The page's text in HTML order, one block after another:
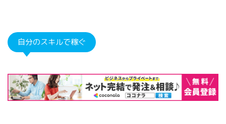
自分のスキルで稼ぐ